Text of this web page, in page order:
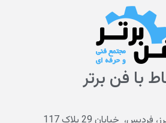
با فن برتر